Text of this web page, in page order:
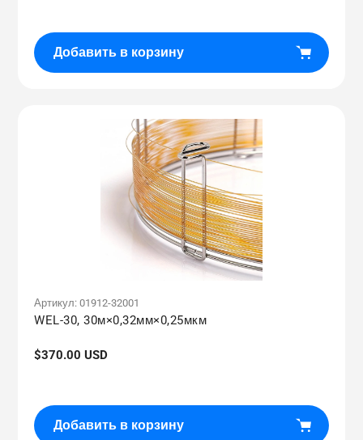
Добавить в корзину
Артикул: 01912-32001
WEL-30, 30м×0,32мм×0,25мкм
Обычная
$370.00 USD
Добавить в корзину